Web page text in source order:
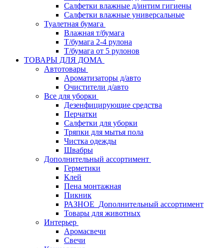
Салфетки влажные д/интим гигиены
Салфетки влажные универсальные
Туалетная бумага
Влажная т/бумага
Т/бумага 2-4 рулона
Т/бумага от 5 рулонов
ТОВАРЫ ДЛЯ ДОМА
Автотовары
Ароматизаторы д/авто
Очистители д/авто
Все для уборки
Дезенфицирующие средства
Перчатки
Салфетки для уборки
Тряпки для мытья пола
Чистка одежды
Швабры
Дополнительный ассортимент
Герметики
Клей
Пена монтажная
Пикник
РАЗНОЕ_Дополнительный ассортимент
Товары для животных
Интерьер
Аромасвечи
Свечи